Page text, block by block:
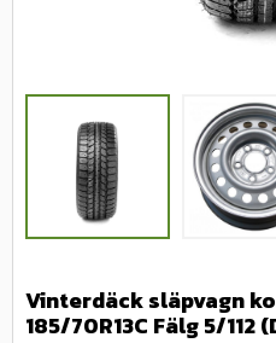
Vinterdäck släpvagn
185/70R13C Fälg 5/